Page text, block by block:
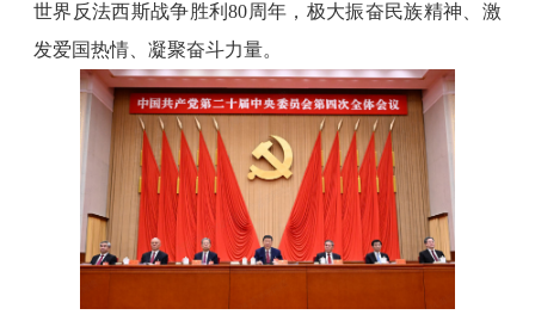
世界反法西斯战争胜利80周年，极大振奋民族精神、激
发爱国热情、凝聚奋斗力量。